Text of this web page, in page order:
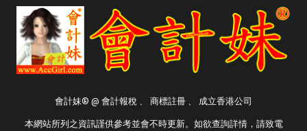
會計妹® @ 會計報稅 、 商標註冊 、 成立香港公司
本網站所列之資訊謹供參考並會不時更新。如欲查詢詳情，請致電